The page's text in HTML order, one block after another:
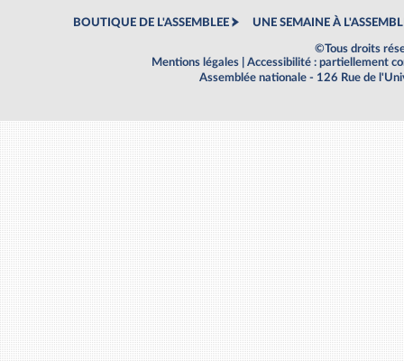
BOUTIQUE DE L'ASSEMBLEE UNE SEMAINE À
©Tous droits
Mentions légales
Accessibilité : partiellement
Assemblée nationale - 126 Rue de